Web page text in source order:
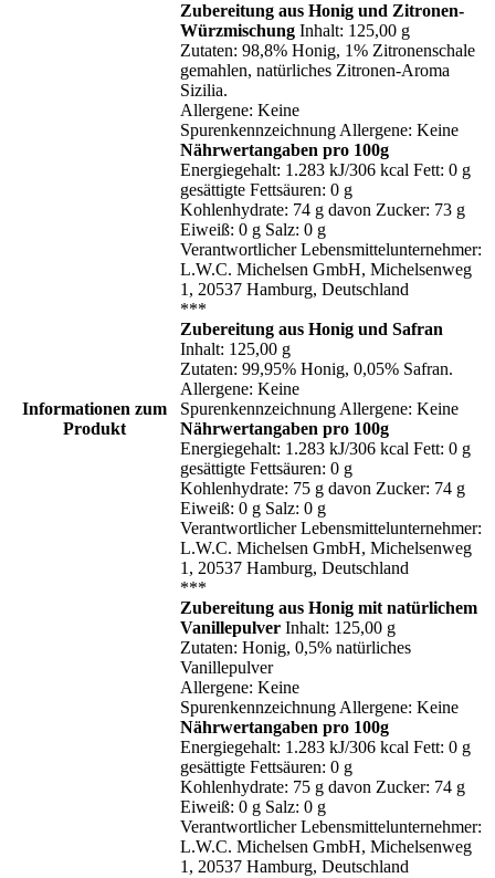
Informationen zum
Produkt
Zubereitung aus Honig und Zitronen-
Würzmischung Inhalt: 125,00 g
Zutaten: 98,8% Honig, 1% Zitronenschale
gemahlen, natürliches Zitronen-Aroma
Sizilia.
Allergene: Keine
Spurenkennzeichnung Allergene: Keine
Nährwertangaben pro 100g
Energiegehalt: 1.283 kJ/306 kcal Fett: 0 g
gesättigte Fettsäuren: 0 g
Kohlenhydrate: 74 g davon Zucker: 73 g
Eiweiß: 0 g Salz: 0 g
Verantwortlicher Lebensmittelunternehmer:
L.W.C. Michelsen GmbH, Michelsenweg
1, 20537 Hamburg, Deutschland
***
Zubereitung aus Honig und Safran
Inhalt: 125,00 g
Zutaten: 99,95% Honig, 0,05% Safran.
Allergene: Keine
Spurenkennzeichnung Allergene: Keine
Nährwertangaben pro 100g
Energiegehalt: 1.283 kJ/306 kcal Fett: 0 g
gesättigte Fettsäuren: 0 g
Kohlenhydrate: 75 g davon Zucker: 74 g
Eiweiß: 0 g Salz: 0 g
Verantwortlicher Lebensmittelunternehmer:
L.W.C. Michelsen GmbH, Michelsenweg
1, 20537 Hamburg, Deutschland
***
Zubereitung aus Honig mit natürlichem
Vanillepulver Inhalt: 125,00 g
Zutaten: Honig, 0,5% natürliches
Vanillepulver
Allergene: Keine
Spurenkennzeichnung Allergene: Keine
Nährwertangaben pro 100g
Energiegehalt: 1.283 kJ/306 kcal Fett: 0 g
gesättigte Fettsäuren: 0 g
Kohlenhydrate: 75 g davon Zucker: 74 g
Eiweiß: 0 g Salz: 0 g
Verantwortlicher Lebensmittelunternehmer:
L.W.C. Michelsen GmbH, Michelsenweg
1, 20537 Hamburg, Deutschland